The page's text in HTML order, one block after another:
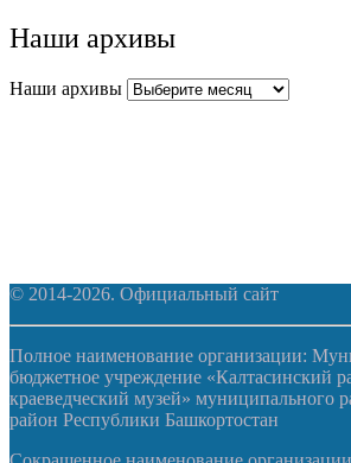
Наши архивы
Наши архивы
© 2014-2026. Официальный сайт
Полное наименование организации:
бюджетное учреждение «Калтасинский
краеведческий музей» муниципального
район Республики Башкортостан